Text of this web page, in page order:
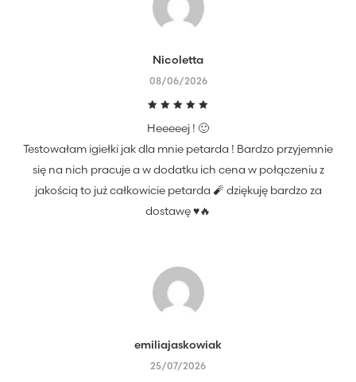
Nicoletta
08/06/2026
5na 5
Heeeeej ! 🙂
Testowałam igiełki jak dla mnie petarda ! Bardzo przyjemnie
się na nich pracuje a w dodatku ich cena w połączeniu z
jakością to już całkowicie petarda 🧨 dziękuję bardzo za
dostawę ♥️🔥
emiliajaskowiak
25/07/2026